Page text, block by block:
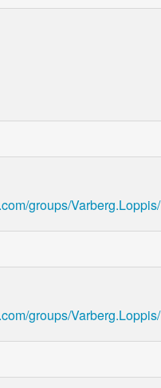
groups/Varberg.Loppis/
groups/Varberg.Loppis/